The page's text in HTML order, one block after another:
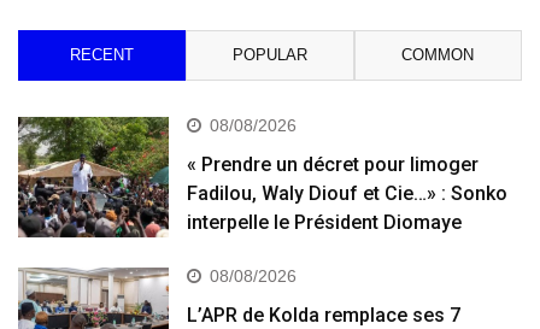
RECENT POPULAR COMMON
08/08/2026
« Prendre un décret pour limoger
Fadilou, Waly Diouf et Cie…» : Sonko
interpelle le Président Diomaye
08/08/2026
L’APR de Kolda remplace ses 7